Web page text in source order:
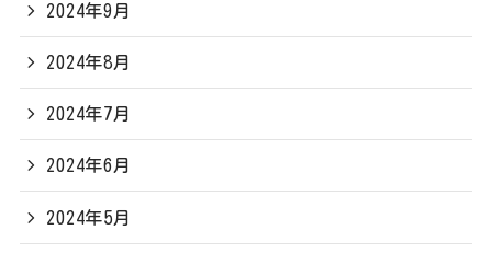
2024年9月
2024年8月
2024年7月
2024年6月
2024年5月